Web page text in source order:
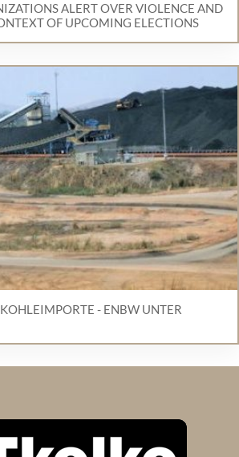
ALERT OVER VIOLENCE AND
OF UPCOMING ELECTIONS
- ENBW UNTER